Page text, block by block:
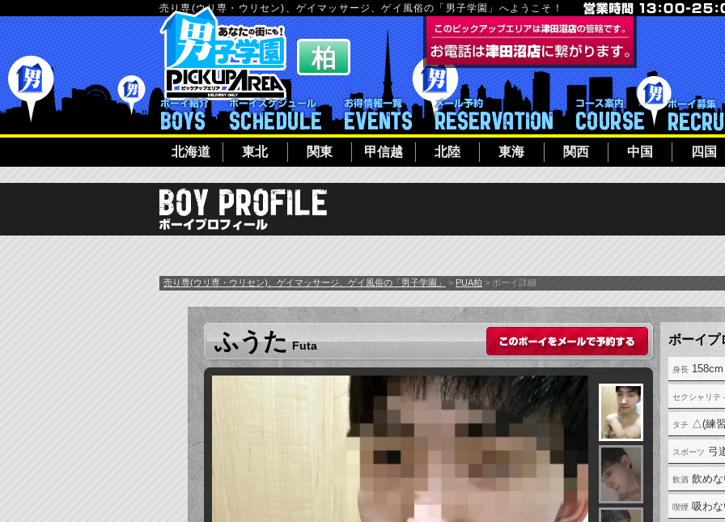
売り専(ウリ専・ウリセン)、ゲイマッサージ、ゲイ風俗の「男子学園」へようこそ！
北海道 東北 関東 甲信越 北陸 東海 関西 中国 四国
ボーイ紹介 ボーイシフト イベント一覧 メール予約 コース案内
売り専(ウリ専・ウリセン)、ゲイマッサージ、ゲイ風俗の「男子学園」 > PUA柏 > ボーイ詳細
ふうた Futa
このボーイをメール
158cm
△(練
弓
飲め
吸わ